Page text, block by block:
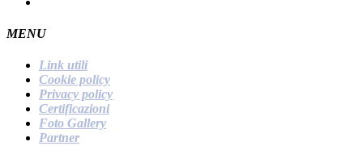
MENU
Link utili
Cookie policy
Privacy policy
Certificazioni
Foto Gallery
Partner